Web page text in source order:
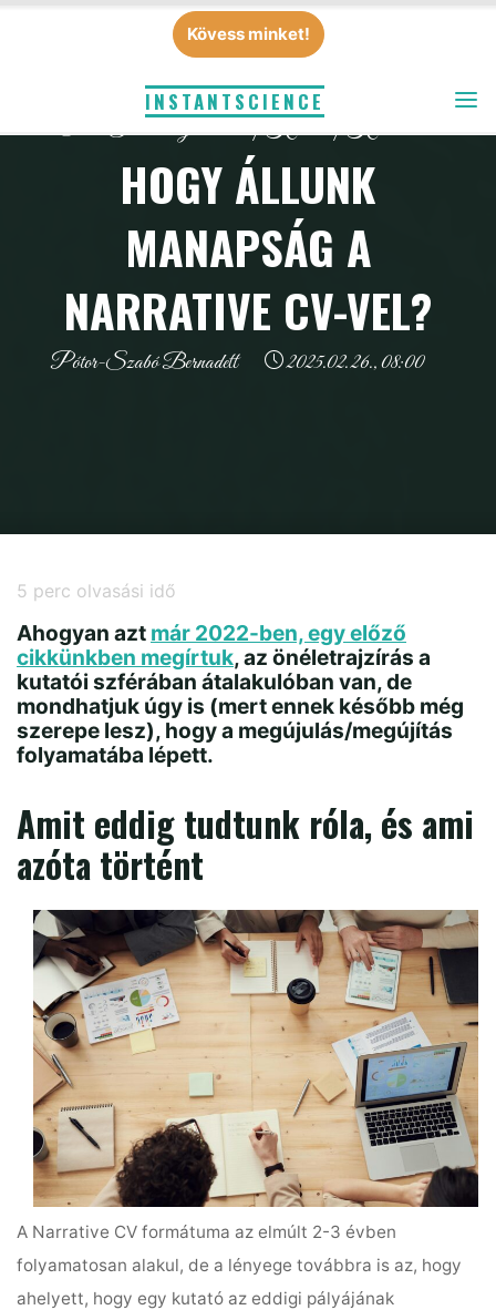
INSTANTSCIENCE
Kövess minket!
Élet a Tudomány 2.0-ban|Karrier|Kutatás
HOGY ÁLLUNK
MANAPSÁG A
NARRATIVE CV-VEL?
Pótor-Szabó Bernadett 2025.02.26., 08:00
5 perc olvasási idő
Ahogyan azt már 2022-ben, egy előző
cikkünkben megírtuk, az önéletrajzírás a
kutatói szférában átalakulóban van, de
mondhatjuk úgy is (mert ennek később még
szerepe lesz), hogy a megújulás/megújítás
folyamatába lépett.
Amit eddig tudtunk róla, és ami
azóta történt
A Narrative CV formátuma az elmúlt 2-3 évben
folyamatosan alakul, de a lényege továbbra is az, hogy
ahelyett, hogy egy kutató az eddigi pályájának